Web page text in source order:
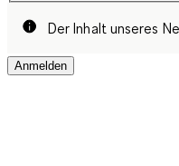
Der Inhalt unseres
Anmelden